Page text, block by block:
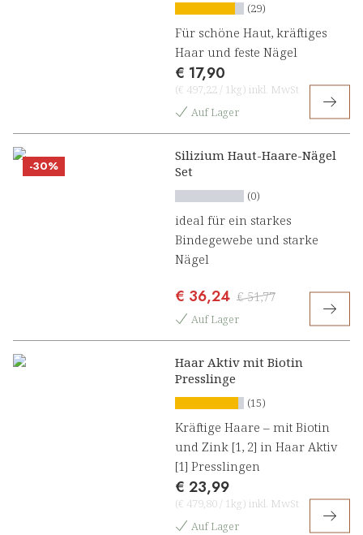
(29)
Für schöne Haut, kräftiges
Haar und feste Nägel
€ 17,90
(€ 497,22 / 1kg) inkl. MwSt
Auf Lager
-30%
Silizium Haut-Haare-Nägel
Set
(0)
ideal für ein starkes
Bindegewebe und starke
Nägel
€ 36,24 € 51,77
Auf Lager
Haar Aktiv mit Biotin
Presslinge
(15)
Kräftige Haare – mit Biotin
und Zink [1, 2] in Haar Aktiv
[1] Presslingen
€ 23,99
(€ 479,80 / 1kg) inkl. MwSt
Auf Lager